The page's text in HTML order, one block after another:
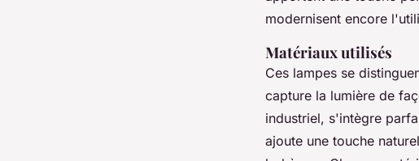
modernisent encore
Matériaux utilisés
Ces lampes se
capture la lumière de
industriel, s'intègre
ajoute une touche